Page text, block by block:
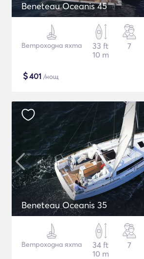
Beneteau Oceanis 45
Ветроходна яхта
33 ft
10 m
7
$401 /нощ
Beneteau Oceanis 35
Ветроходна яхта
34 ft
10 m
7